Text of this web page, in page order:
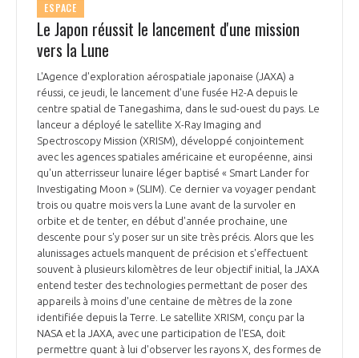
INNOVATION
INTERNATIONALISATION
ESPACE
Le Japon réussit le lancement d'une mission
vers la Lune
L'Agence d'exploration aérospatiale japonaise (JAXA) a
réussi, ce jeudi, le lancement d'une fusée H2-A depuis le
centre spatial de Tanegashima, dans le sud-ouest du pays. Le
lanceur a déployé le satellite X-Ray Imaging and
Spectroscopy Mission (XRISM), développé conjointement
avec les agences spatiales américaine et européenne, ainsi
qu'un atterrisseur lunaire léger baptisé « Smart Lander for
Investigating Moon » (SLIM). Ce dernier va voyager pendant
trois ou quatre mois vers la Lune avant de la survoler en
orbite et de tenter, en début d'année prochaine, une
descente pour s'y poser sur un site très précis. Alors que les
alunissages actuels manquent de précision et s'effectuent
souvent à plusieurs kilomètres de leur objectif initial, la JAXA
entend tester des technologies permettant de poser des
appareils à moins d'une centaine de mètres de la zone
identifiée depuis la Terre. Le satellite XRISM, conçu par la
NASA et la JAXA, avec une participation de l'ESA, doit
permettre quant à lui d'observer les rayons X, des formes de